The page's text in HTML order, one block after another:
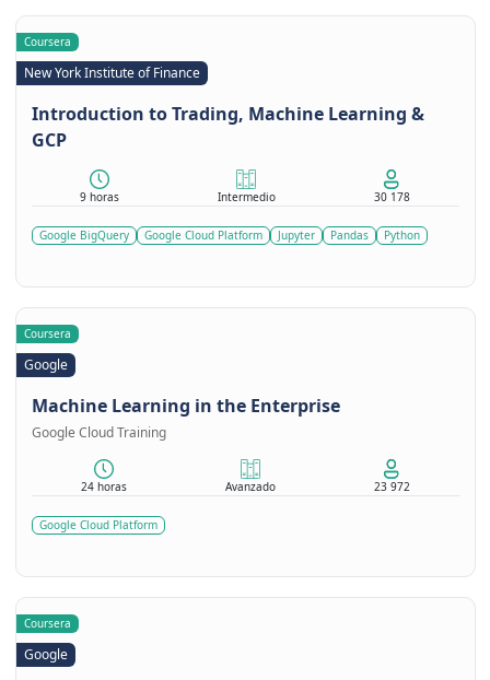
Coursera
New York Institute of Finance
Introduction to Trading, Machine Learning &
GCP
9 horas Intermedio 30 178
Google BigQuery Google Cloud Platform Jupyter Pandas Python
Coursera
Google
Machine Learning in the Enterprise
Google Cloud Training
24 horas Avanzado 23 972
Google Cloud Platform
Coursera
Google